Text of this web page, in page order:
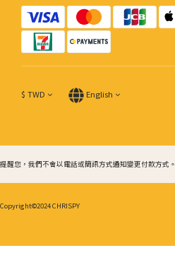
$ TWD English
提醒您，我們不會以電話或簡訊方式通知變更付款方式。
Copyright©2024 CHRISPY